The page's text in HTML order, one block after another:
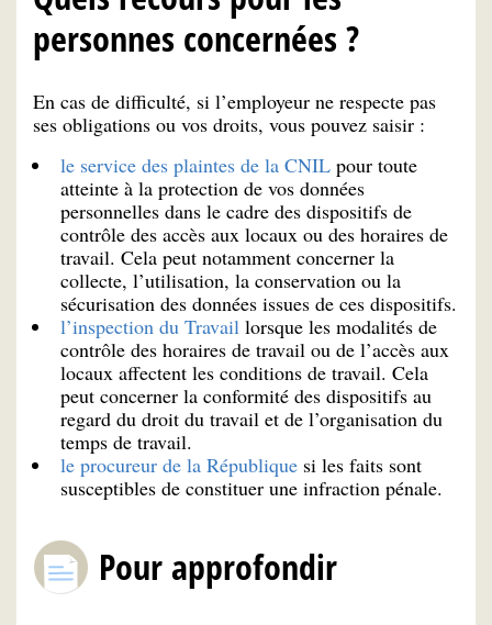
personnes concernées ?
En cas de difficulté, si l’employeur ne respecte pas
ses obligations ou vos droits, vous pouvez saisir :
le service des plaintes de la CNIL pour toute
atteinte à la protection de vos données
personnelles dans le cadre des dispositifs de
contrôle des accès aux locaux ou des horaires de
travail. Cela peut notamment concerner la
collecte, l’utilisation, la conservation ou la
sécurisation des données issues de ces dispositifs.
l’inspection du Travail lorsque les modalités de
contrôle des horaires de travail ou de l’accès aux
locaux affectent les conditions de travail. Cela
peut concerner la conformité des dispositifs au
regard du droit du travail et de l’organisation du
temps de travail.
le procureur de la République si les faits sont
susceptibles de constituer une infraction pénale.
Pour approfondir